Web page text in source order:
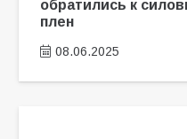
обратились к
плен
08.06.2025